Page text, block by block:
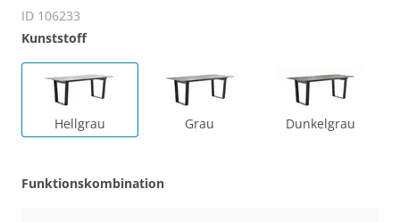
ID 106233
Kunststoff
Hellgrau Grau Dunkelgrau
Funktionskombination